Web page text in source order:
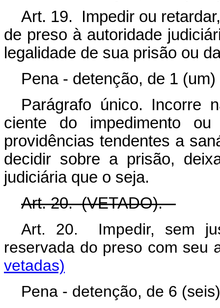
Art. 19. Impedir ou
de preso à autoridade
legalidade de sua prisão ou
Pena - detenção, de 1
Parágrafo único. Incorre
ciente do impedimento
providências tendentes a
decidir sobre a prisão,
judiciária que o seja.
Art. 20. (VETADO).
Art. 20. Impedir, sem
reservada do preso com
vetadas)
Pena - detenção, de 6